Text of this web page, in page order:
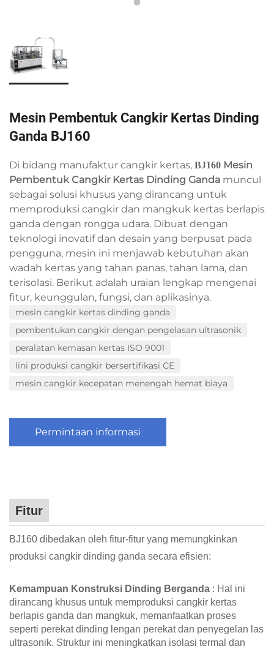
Mesin Pembentuk Cangkir Kertas Dinding
Ganda BJ160
Di bidang manufaktur cangkir kertas, BJ160 Mesin
Pembentuk Cangkir Kertas Dinding Ganda muncul
sebagai solusi khusus yang dirancang untuk
memproduksi cangkir dan mangkuk kertas berlapis
ganda dengan rongga udara. Dibuat dengan
teknologi inovatif dan desain yang berpusat pada
pengguna, mesin ini menjawab kebutuhan akan
wadah kertas yang tahan panas, tahan lama, dan
terisolasi. Berikut adalah uraian lengkap mengenai
fitur, keunggulan, fungsi, dan aplikasinya.
mesin cangkir kertas dinding ganda
pembentukan cangkir dengan pengelasan ultrasonik
peralatan kemasan kertas ISO 9001
lini produksi cangkir bersertifikasi CE
mesin cangkir kecepatan menengah hemat biaya
Permintaan informasi
Fitur
BJ160 dibedakan oleh fitur-fitur yang memungkinkan
produksi cangkir dinding ganda secara efisien:
Kemampuan Konstruksi Dinding Berganda : Hal ini
dirancang khusus untuk memproduksi cangkir kertas
berlapis ganda dan mangkuk, memanfaatkan proses
seperti perekat dinding lengan perekat dan penyegelan las
ultrasonik. Struktur ini meningkatkan isolasi termal dan